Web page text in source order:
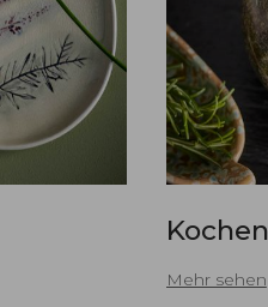
Mehr sehen